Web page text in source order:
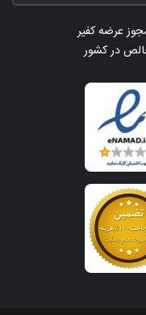
عرضه کفیر
در کشور